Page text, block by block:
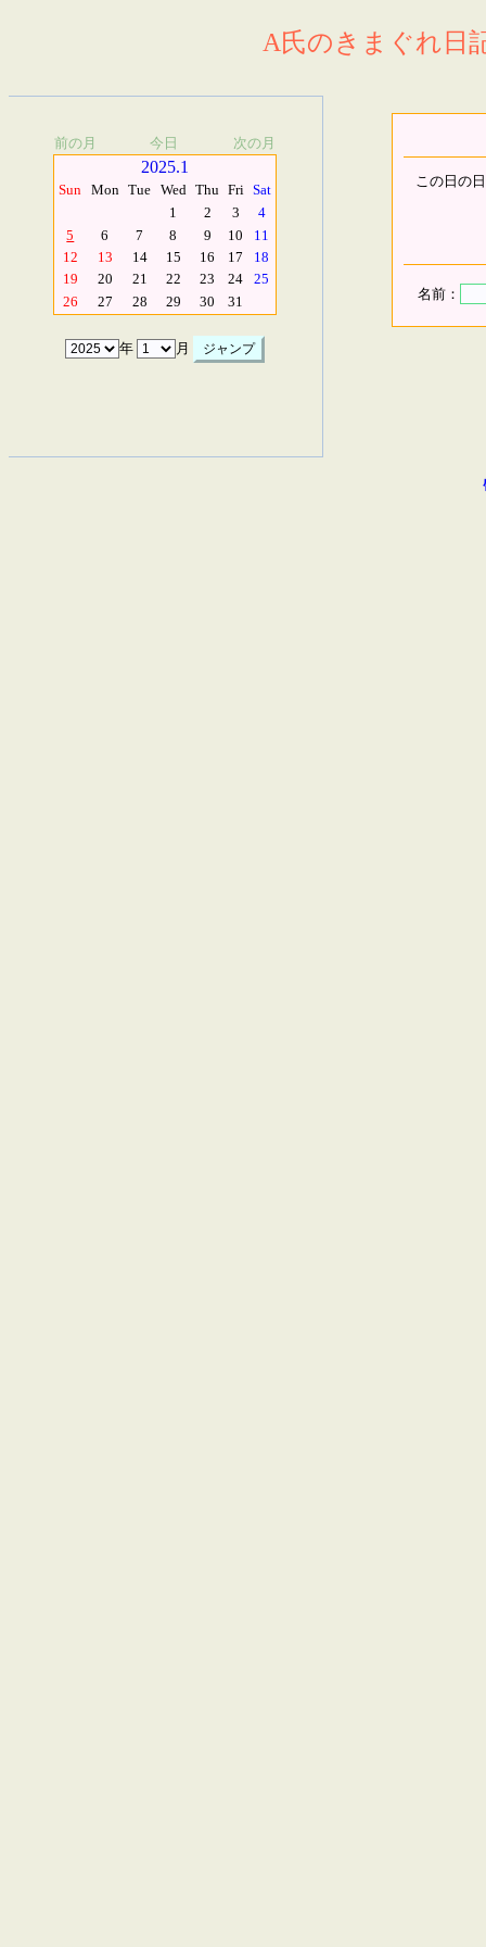
A氏のきまぐれ日
前の月 今日 次の月
2025.1
Sun Mon Tue Wed Thu Fri Sat
1
2 3
4
5
6 7 8 9 10
11
12
13 14 15 16 17
18
19
20 21 22 23 24
25
26
27 28 29 30 31
年 月
この日の
名前：